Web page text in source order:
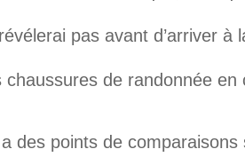
pas avant d’arriver à
chaussures de randonnée
des points de